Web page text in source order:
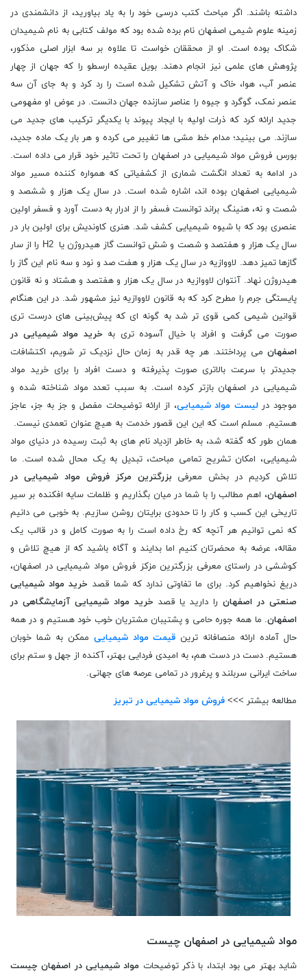
داشته باشند. اگر مباحث کتب درسی خود را به یاد بیاورید، از دانشمندی در
زمینه علوم شیمی اصفهان نام برده شده بود که مولف کتابی به نام شیمیدان
شکاک بوده است. او از محققان خواست تا علاوه بر سه ابزار اصلی مذکور،
پژوهش ‌های علمی نیز انجام دهند. بویل عقیده ارسطو را که جهان از چهار
عنصر آب، هوا، خاک و آتش تشکیل شده ‌است را رد کرد و به جای آن سه
عنصر نمک، گوگرد و جیوه را عناصر سازنده جهان دانست. در عوض او مفهومی
جدید ارائه کرد که ذرات اولیه با ایجاد پیوند با یکدیگر ترکیب ‌های جدید می
‌سازند. می بینید؛ مدام خط مشی ها تغییر می کرده و هر بار یک ماده جدید،
بورس فروش مواد شیمیایی در اصفهان را تحت تاثیر خود قرار می داده است.
در ادامه به تعداد انگشت شماری از کشفیاتی که همواره کننده مسیر مواد
شیمیایی اصفهان بوده اند، اشاره شده است. در سال یک هزار و ششصد و
شصت و نه، هنینگ براند توانست فسفر را از ادرار به دست آورد و فسفر اولین
عنصری بود که با شیوه شیمیایی کشف شد. هنری کاوندیش برای اولین بار در
سال یک هزار و هفتصد و شصت و شش توانست گاز هیدروژن یا H2 را از سار
گازها تمیز دهد. لاووازیه در سال یک هزار و هفت صد و نود و سه نام این گاز را
هیدروژن نهاد. آنتوان لاووازیه در سال یک هزار و هفتصد و هشتاد و نه قانون
پایستگی جرم را مطرح کرد که به قانون لاووازیه نیز مشهور شد. در این هنگام
قوانین شیمی کمی قوی ‌تر شد به گونه ‌ای که پیش‌بینی‌ های درست ‌تری
صورت می ‌گرفت و افراد با خیال آسوده تری به خرید مواد شیمیایی در
اصفهان می پرداختند. هر چه قدر به زمان حال نزدیک تر شویم، اکتشافات
جدیدتر با سرعت بالاتری صورت پذیرفته و دست افراد را برای خرید مواد
شیمیایی در اصفهان بازتر کرده است. به سبب تعدد مواد شناخته شده و
موجود درلیست مواد شیمیایی، از ارائه توضیحات مفصل و جز به جز، عاجز
هستیم. مسلم است که این این قصور خدمت به هیچ عنوان تعمدی نیست.
همان طور که گفته شد، به خاطر ازدیاد نام های به ثبت رسیده در دنیای مواد
شیمیایی، امکان تشریح تمامی مباحث، تبدیل به یک محال شده است. ما
تلاش کردیم در بخش معرفی بزرگترین مرکز فروش مواد شیمیایی در
اصفهان، اهم مطالب را با شما در میان بگذاریم و ظلمات سایه افکنده بر سیر
تاریخی این کسب و کار را تا حدودی برایتان روشن سازیم. به خوبی می دانیم
که نمی توانیم هر آنچه که رخ داده است را به صورت کامل و در قالب یک
مقاله، عرضه به محضرتان کنیم اما بدایند و آگاه باشید که از هیچ تلاش و
کوششی در راستای معرفی بزرگترین مزکز فروش مواد شیمیایی در اصفهان،
دریغ نخواهیم کرد. برای ما تفاوتی ندارد که شما قصد خرید مواد شیمیایی
صنعتی در اصفهانرا دارید یا قصد خرید مواد شیمیایی آزمایشگاهی در
اصفهان. ما همه جوره حامی و پشتیبان مشتریان خوب خود هستیم و در همه
حال آماده ارائه منصافانه ترین قیمت مواد شیمیایی ممکن به شما خوبان
هستیم. دست در دست هم، به امیدی فردایی بهتر، آکنده از جهل و ستم برای
ساخت ایرانی سربلند و پرغرور در تمامی عرصه های جهانی.
مطالعه بیشتر >>> فروش مواد شیمیایی در تبریز
مواد شیمیایی در اصفهان چیست
شاید بهتر می بود ابتدا، با ذکر توضیحات مواد شیمیایی در اصفهان چیست